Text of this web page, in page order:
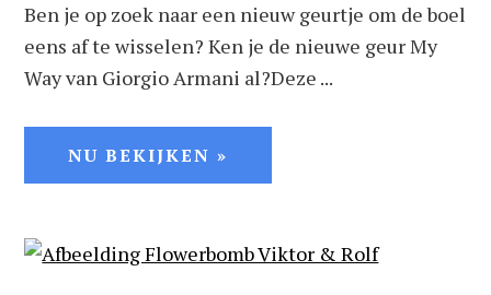
Ben je op zoek naar een nieuw geurtje om de boel
eens af te wisselen? Ken je de nieuwe geur My
Way van Giorgio Armani al?Deze ...
NU BEKIJKEN »